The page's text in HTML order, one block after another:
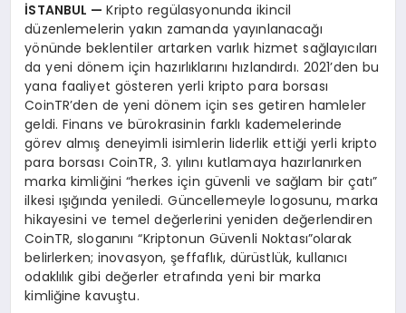
İSTANBUL —Kripto regülasyonunda ikincil
düzenlemelerin yakın zamanda yayınlanacağı
yönünde beklentiler artarken varlık hizmet sağlayıcıları
da yeni dönem için hazırlıklarını hızlandırdı. 2021’den bu
yana faaliyet gösteren yerli kripto para borsası
CoinTR’den de yeni dönem için ses getiren hamleler
geldi. Finans ve bürokrasinin farklı kademelerinde
görev almış deneyimli isimlerin liderlik ettiği yerli kripto
para borsası CoinTR, 3. yılını kutlamaya hazırlanırken
marka kimliğini “herkes için güvenli ve sağlam bir çatı”
ilkesi ışığında yeniledi. Güncellemeyle logosunu, marka
hikayesini ve temel değerlerini yeniden değerlendiren
CoinTR, sloganını “Kriptonun Güvenli Noktası”olarak
belirlerken; inovasyon, şeffaflık, dürüstlük, kullanıcı
odaklılık gibi değerler etrafında yeni bir marka
kimliğine kavuştu.